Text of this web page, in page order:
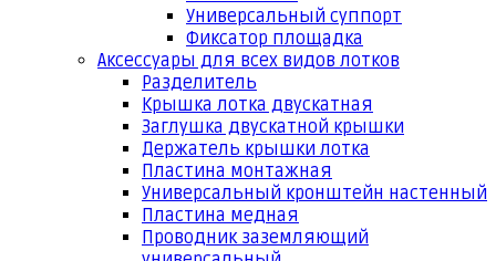
Универсальный суппорт
Фиксатор площадка
Аксессуары для всех видов лотков
Разделитель
Крышка лотка двускатная
Заглушка двускатной крышки
Держатель крышки лотка
Пластина монтажная
Универсальный кронштейн настенный
Пластина медная
Проводник заземляющий